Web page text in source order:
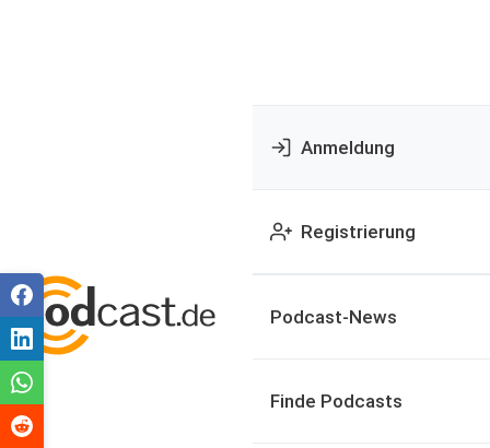
Anmeldung
Registrierung
Podcast-News
Finde Podcasts